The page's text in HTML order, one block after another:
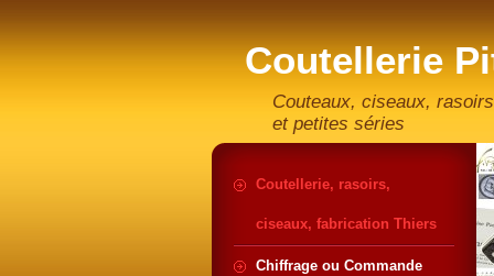
Coutellerie
artisan
Couteaux, ciseaux,
et petites séries
Coutellerie, rasoirs,
ciseaux, fabrication Thiers
Chiffrage ou Commande